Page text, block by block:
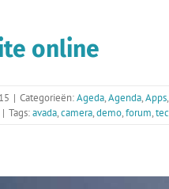
online
| Categorieën:Ageda,Agenda,Apps
| Tags:avada,camera,demo,forum,